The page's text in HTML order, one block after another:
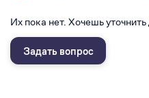
Их пока нет. Хочешь
Задать вопрос